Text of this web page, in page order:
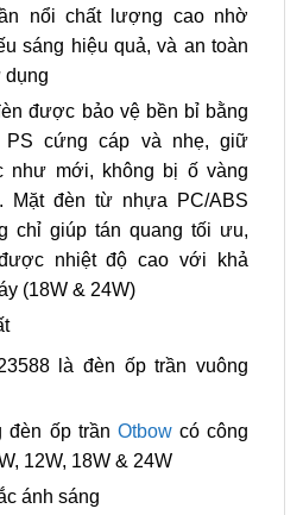
nổi chất lượng cao nhờ
sáng hiệu quả, và an toàn
dụng
được bảo vệ bền bỉ bằng
cứng cáp và nhẹ, giữ
như mới, không bị ố vàng
Mặt đèn từ nhựa PC/ABS
chỉ giúp tán quang tối ưu,
nhiệt độ cao với khả
(18W & 24W)
là đèn ốp trần vuông
đèn ốp trần Otbowcó công
12W, 18W & 24W
ánh sáng